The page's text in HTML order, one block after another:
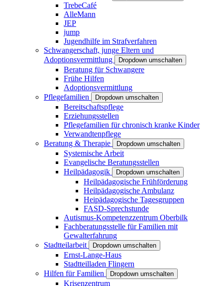
TrebeCafé
AlleMann
JEP
jump
Jugendhilfe im Strafverfahren
Schwangerschaft, junge Eltern und
Adoptionsvermittlung
Dropdown umschalten
Beratung für Schwangere
Frühe Hilfen
Adoptionsvermittlung
Pflegefamilien
Dropdown umschalten
Bereitschaftspflege
Erziehungsstellen
Pflegefamilien für chronisch kranke Kinder
Verwandtenpflege
Beratung & Therapie
Dropdown umschalten
Systemische Arbeit
Evangelische Beratungsstellen
Heilpädagogik
Dropdown umschalten
Heilpädagogische Frühförderung
Heilpädagogische Ambulanz
Heipädagogische Tagesgruppen
FASD-Sprechstunde
Autismus-Kompetenzzentrum Oberbilk
Fachberatungsstelle für Familien mit
Gewalterfahrung
Stadtteilarbeit
Dropdown umschalten
Ernst-Lange-Haus
Stadtteilladen Flingern
Hilfen für Familien
Dropdown umschalten
Krisenzentrum